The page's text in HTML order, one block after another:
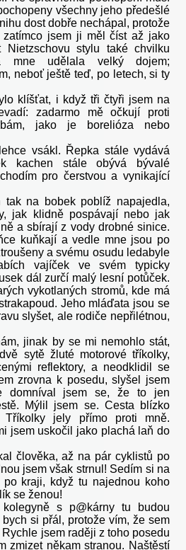
všechny jeho předešlé
dost dobře nechápal, protože
jsem ji měl číst až jako
Nietzschovu stylu také chvilku
udělala velký dojem;
neboť ještě teď, po letech, si ty
klíšťat, i když tři čtyři jsem na
zadarmo mě očkují proti
jako je borelióza nebo
vsákl. Řepka stále vydává
kachen stále obývá bývalé
pro čerstvou a vynikající
na bobek poblíž napajedla,
jak klidně pospávají nebo jak
a sbírají z vody drobné sinice.
kuňkají a vedle mne jsou po
a svému osudu ledabyle
vajíček ve svém typicky
dál zurčí malý lesní potůček.
vykotlaných stromů, kde má
Jeho mláďata jsou se
slyšet, ale rodiče nepřilétnou,
jinak by se mi nemohlo stát,
sytě žluté motorové tříkolky,
reflektory, a neodklidil se
zrovna k posedu, slyšel jsem
domníval jsem se, že to jen
Mýlil jsem se. Cesta blízko
jely přímo proti mně.
jsem uskočil jako plachá laň do
člověka, až na pár cyklistů po
jsem však strnul! Sedím si na
kraji, když tu najednou koho
se ženou!
s p@kárny tu budou
si přál, protože vím, že sem
jsem raději z toho posedu
zmizet někam stranou. Naštěstí